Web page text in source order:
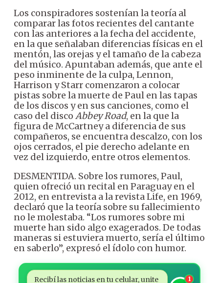
Los conspiradores sostenían la teoría al
comparar las fotos recientes del cantante
con las anteriores a la fecha del accidente,
en la que señalaban diferencias físicas en el
mentón, las orejas y el tamaño de la cabeza
del músico. Apuntaban además, que ante el
peso inminente de la culpa, Lennon,
Harrison y Starr comenzaron a colocar
pistas sobre la muerte de Paul en las tapas
de los discos y en sus canciones, como el
caso del disco Abbey Road, en la que la
figura de McCartney a diferencia de sus
compañeros, se encuentra descalzo, con los
ojos cerrados, el pie derecho adelante en
vez del izquierdo, entre otros elementos.
DESMENTIDA. Sobre los rumores, Paul,
quien ofreció un recital en Paraguay en el
2012, en entrevista a la revista Life, en 1969,
declaró que la teoría sobre su fallecimiento
no le molestaba. “Los rumores sobre mi
muerte han sido algo exagerados. De todas
maneras si estuviera muerto, sería el último
en saberlo”, expresó el ídolo con humor.
Recibí las noticias en tu celular, unite 1